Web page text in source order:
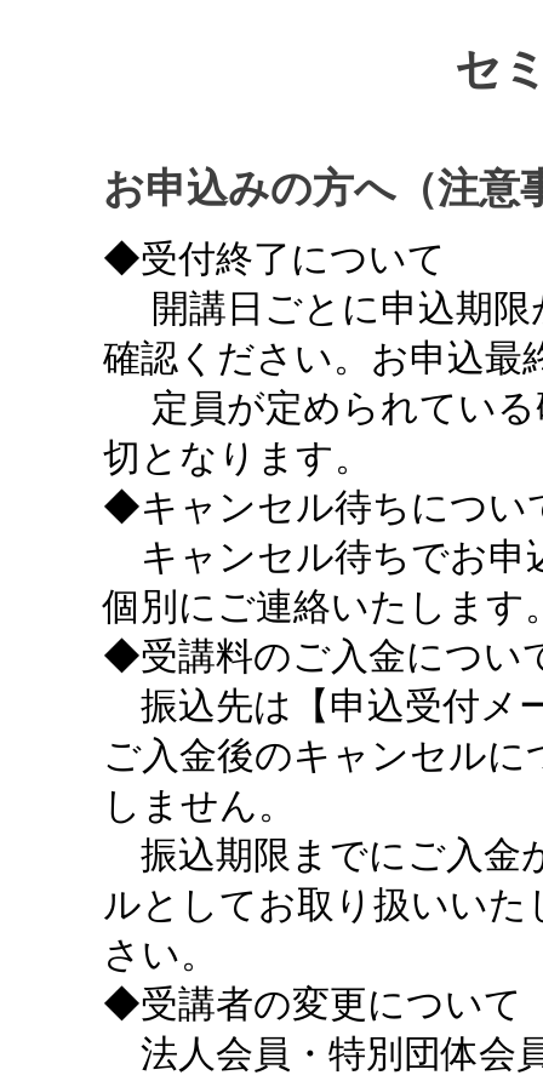
セ
お申込みの方へ（注意
◆受付終了について
開講日ごとに申込期限
確認ください。お申込最
定員が定められている
切となります。
◆キャンセル待ちについ
キャンセル待ちでお申
個別にご連絡いたします
◆受講料のご入金につい
振込先は【申込受付メ
ご入金後のキャンセル
しません。
振込期限までにご入金
ルとしてお取り扱いい
さい。
◆受講者の変更について
法人会員・特別団体会